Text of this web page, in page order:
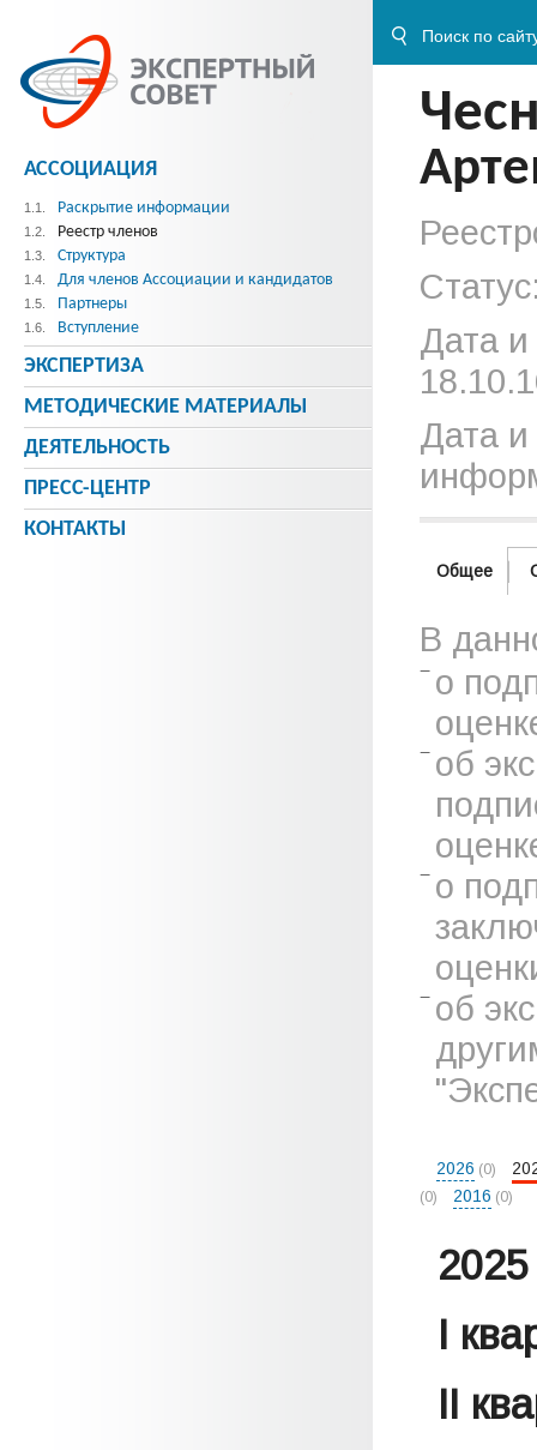
Дата
Дата и
Общее
В
о
об
о
об
2026 (0)
(0) 2016 (0)
2025
I
II
АССОЦИАЦИЯ
1.1. Раскрытие информации
1.2. Реестр членов
1.3. Структура
1.4. Для членов Ассоциации и кандидатов
1.5. Партнеры
1.6. Вступление
ЭКСПЕРТИЗА
МЕТОДИЧЕСКИE МАТЕРИАЛЫ
ДЕЯТЕЛЬНОСТЬ
ПРЕСС-ЦЕНТР
КОНТАКТЫ